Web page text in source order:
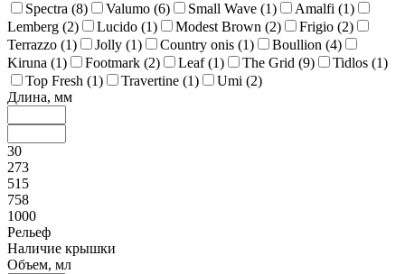
Spectra (8) Valumo (6) Small Wave (1) Amalfi (1)
Lemberg (2) Lucido (1) Modest Brown (2) Frigio (2)
Terrazzo (1) Jolly (1) Country onis (1) Boullion (4)
Kiruna (1) Footmark (2) Leaf (1) The Grid (9) Tidlos (1)
Top Fresh (1) Travertine (1) Umi (2)
Длина, мм
30
273
515
758
1000
Рельеф
Наличие крышки
Объем, мл